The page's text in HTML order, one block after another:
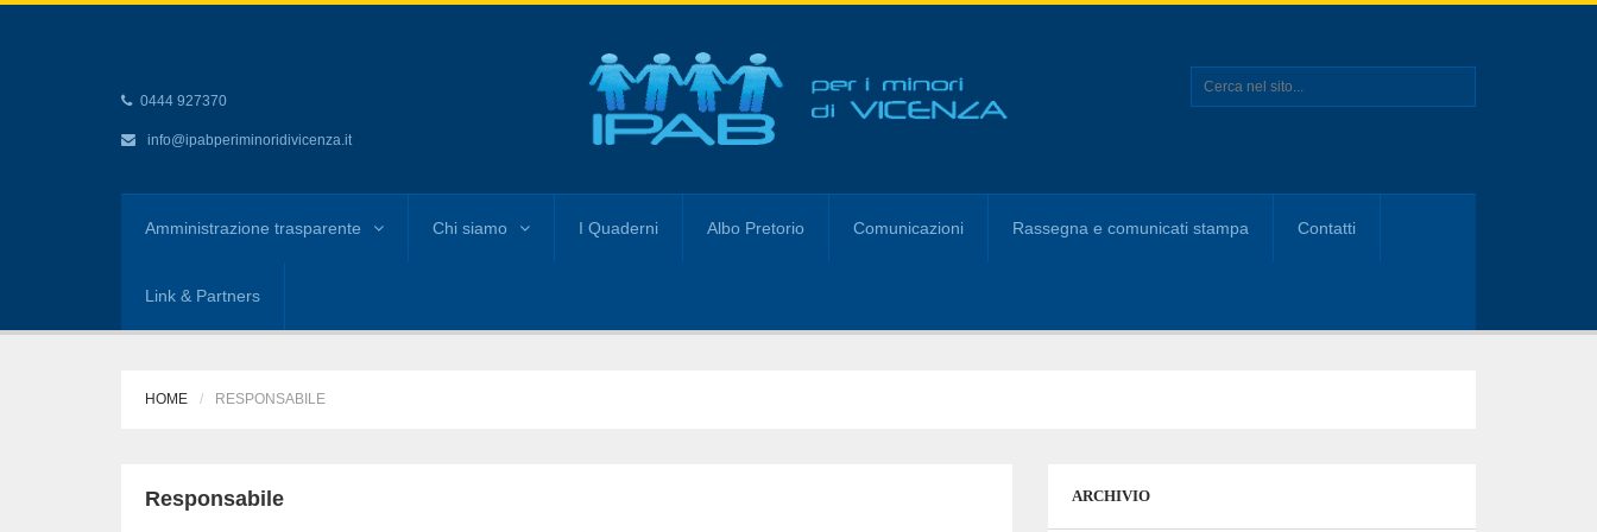
0444 927370
info@ipabperiminoridivicenza.it
Amministrazione trasparente Chi siamo I Quaderni Albo Pretorio Comunicazioni Rassegna e comunicati stampa Contatti
Link & Partners
HOME RESPONSABILE
Responsabile ARCHIVIO